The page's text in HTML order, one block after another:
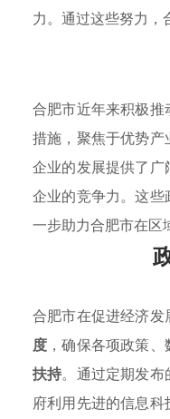
力。通过这些努力，
合肥市近年来积极推
措施，聚焦于优势
企业的发展提供了
企业的竞争力。这
一步助力合肥市在区
合肥市在促进经济发
度 ，确保各项政策
扶持。通过定期发
府利用先进的信息